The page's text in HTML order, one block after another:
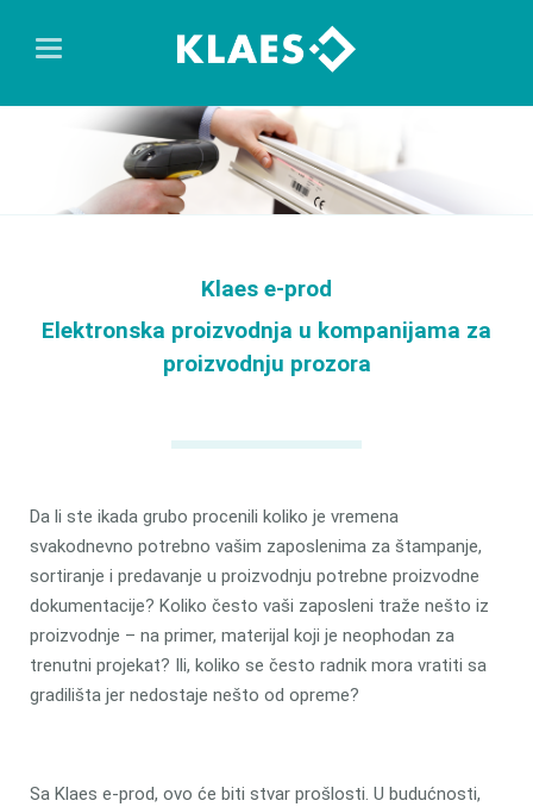
Klaes e-prod
Elektronska proizvodnja u kompanijama za
proizvodnju prozora
Da li ste ikada grubo procenili koliko je vremena
svakodnevno potrebno vašim zaposlenima za štampanje,
sortiranje i predavanje u proizvodnju potrebne proizvodne
dokumentacije? Koliko često vaši zaposleni traže nešto iz
proizvodnje – na primer, materijal koji je neophodan za
trenutni projekat? Ili, koliko se često radnik mora vratiti sa
gradilišta jer nedostaje nešto od opreme?
Sa Klaes e-prod, ovo će biti stvar prošlosti. U budućnosti,